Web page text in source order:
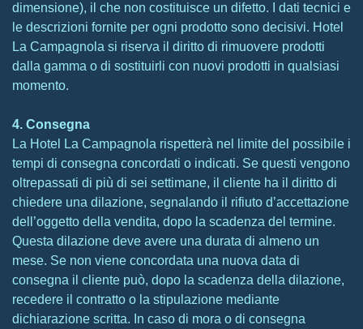
dimensione), il che non costituisce un difetto. I dati tecnici e
le descrizioni fornite per ogni prodotto sono decisivi. Hotel
La Campagnola si riserva il diritto di rimuovere prodotti
dalla gamma o di sostituirli con nuovi prodotti in qualsiasi
momento.
4. Consegna
La Hotel La Campagnola rispetterà nel limite del possibile i
tempi di consegna concordati o indicati. Se questi vengono
oltrepassati di più di sei settimane, il cliente ha il diritto di
chiedere una dilazione, segnalando il rifiuto d’accettazione
dell’oggetto della vendita, dopo la scadenza del termine.
Questa dilazione deve avere una durata di almeno un
mese. Se non viene concordata una nuova data di
consegna il cliente può, dopo la scadenza della dilazione,
recedere il contratto o la stipulazione mediante
dichiarazione scritta. In caso di mora o di consegna